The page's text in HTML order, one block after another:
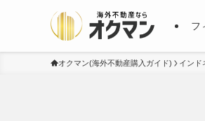
フ
オクマン(海外不動産購入ガイド) インド